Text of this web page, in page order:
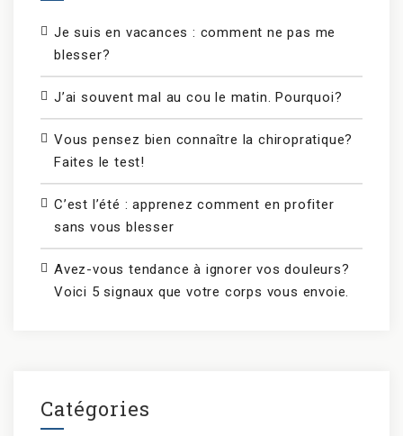
Je suis en vacances : comment ne pas me
blesser?
J’ai souvent mal au cou le matin. Pourquoi?
Vous pensez bien connaître la chiropratique?
Faites le test!
C’est l’été : apprenez comment en profiter
sans vous blesser
Avez-vous tendance à ignorer vos douleurs?
Voici 5 signaux que votre corps vous envoie.
Catégories